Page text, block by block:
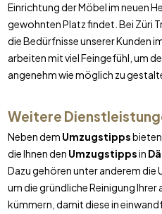
Einrichtung der Möbel im neuen
gewohnten Platz findet. Bei Züri
die Bedürfnisse unserer Kunden
arbeiten mit viel Feingefühl, um
angenehm wie möglich zu
Weitere
Neben dem Umzugstippsbieten
die Ihnen den Umzugstippsin
Dazu gehören unter anderem die
um die gründliche Reinigung Ihrer
kümmern, damit diese in